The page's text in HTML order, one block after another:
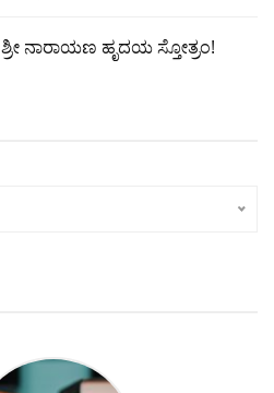
ಶ್ರೀ ನಾರಾಯಣ ಹೃದಯ ಸ್ತೋತ್ರಂ!